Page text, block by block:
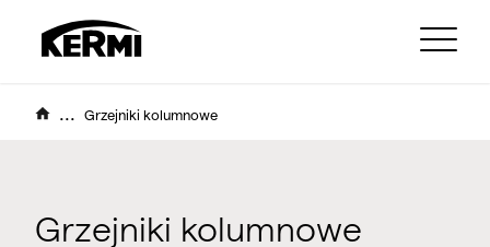
... Grzejniki kolumnowe
Grzejniki kolumnowe